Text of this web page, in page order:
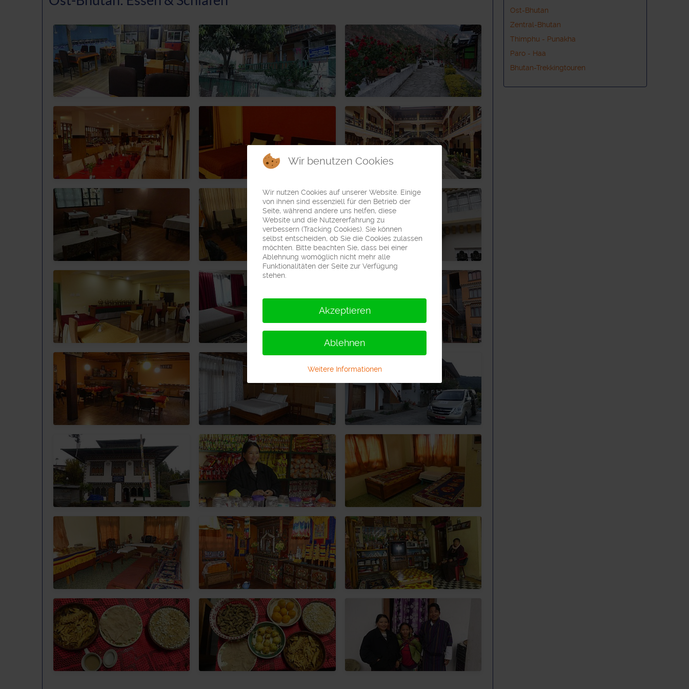
Ost-Bhutan
Zentral-Bhutan
Thimphu - Punakha
Paro - Haa
Bhutan-Trekkingtouren
Wir benutzen Cookies
Wir nutzen Cookies auf unserer Website. Einige
von ihnen sind essenziell für den Betrieb der
Seite, während andere uns helfen, diese
Website und die Nutzererfahrung zu
verbessern (Tracking Cookies). Sie können
selbst entscheiden, ob Sie die Cookies zulassen
möchten. Bitte beachten Sie, dass bei einer
Ablehnung womöglich nicht mehr alle
Funktionalitäten der Seite zur Verfügung
stehen.
Akzeptieren
Ablehnen
Weitere Informationen